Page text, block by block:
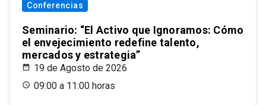
Conferencias
Seminario: “El Activo que Ignoramos: Cómo
el envejecimiento redefine talento,
mercados y estrategia”
19 de Agosto de 2026
09:00 a 11:00 horas